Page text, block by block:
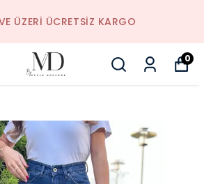
ÜZERI ÜCRETSIZ KARGO
0